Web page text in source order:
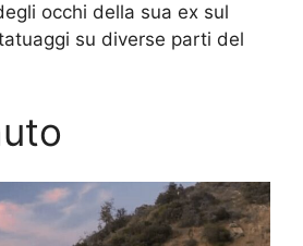
occhi della sua ex sul
su diverse parti del